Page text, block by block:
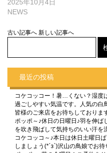
2025年10月4日
NEWS
古い記事へ 新しい記事へ
最近の投稿
コケコッコー！暑…くない？湿度
過ごしやすい気温です。人気の白
皆様のご来店をお待ちしておりま
ポッポ～♪休日の日曜日♪羽を伸
を吹き飛ばして気持ちのいい汗を
コケコッコ～♪本日は休日土曜日
しましょう(*´з`)沢山の鳥娘でお待